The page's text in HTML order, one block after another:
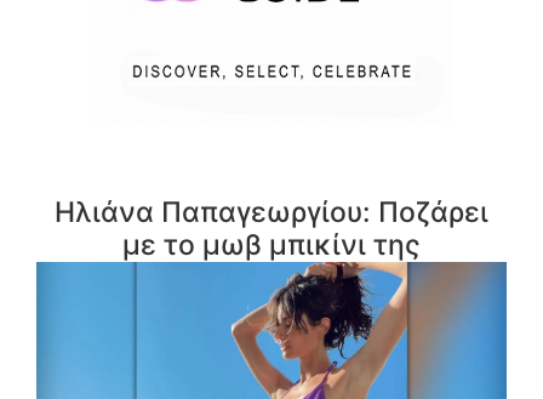
Ηλιάνα Παπαγεωργίου: Ποζάρει
με το μωβ μπικίνι της